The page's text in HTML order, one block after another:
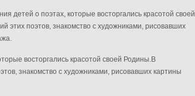
детей о поэтах, которые восторгались красотой своей
этих поэтов, знакомство с художниками, рисовавших
восторгались красотой своей Родины.В
знакомство с художниками, рисовавших картины